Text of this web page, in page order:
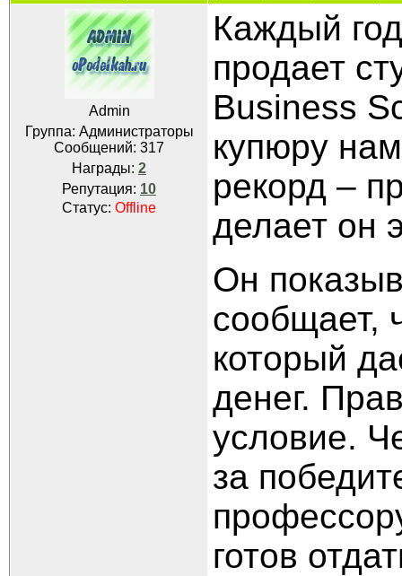
Admin
Группа: Администраторы
Сообщений: 317
Награды: 2
Репутация: 10
Статус: Offline
Каждый
продает
Business
купюру
рекорд –
делает он
Он
сообщает,
который
денег.
условие.
за
готов